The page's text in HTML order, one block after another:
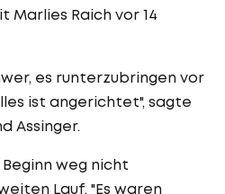
Marlies Raich vor 14
es runterzubringen vor
ist angerichtet", sagte
Assinger.
weg nicht
Lauf. "Es waren